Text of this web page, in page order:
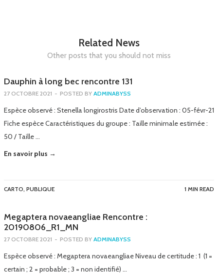
Related News
Other posts that you should not miss
Dauphin à long bec rencontre 131
27 OCTOBRE 2021 - POSTED BY ADMINABYSS
Espèce observé : Stenella longirostris Date d’observation : 05-févr-21
Fiche espèce Caractéristiques du groupe : Taille minimale estimée :
50 / Taille …
En savoir plus →
CARTO, PUBLIQUE 1 MIN READ
Megaptera novaeangliae Rencontre :
20190806_R1_MN
27 OCTOBRE 2021 - POSTED BY ADMINABYSS
Espèce observé : Megaptera novaeangliae Niveau de certitude : 1 (1 =
certain ; 2 = probable ; 3 = non identifié) …